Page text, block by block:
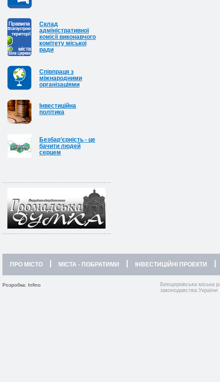
Cклад
адміністративної
комісії виконавчого
комітету міської
ради
Співпраця з
міжнародними
організаціями
Інвестиційна
політика
Безбар’єрність - це
бачити людей
серцем
ПРО МІСТО МІСТА - ПОБРАТИМИ ІНВЕСТИЦІЙНІ ПРОЕКТИ
Розробка: Infino
Білоцерківська міська
законодавства України